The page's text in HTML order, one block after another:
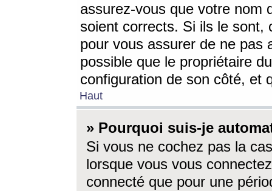
assurez-vous que votre nom
soient corrects. Si ils le sont,
pour vous assurer de ne pas
possible que le propriétaire
configuration de son côté, et
Haut
» Pourquoi suis-je
Si vous ne cochez pas la
lorsque vous vous
connecté que pour une